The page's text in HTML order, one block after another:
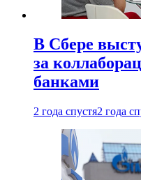
В Сбере
за
банками
2 года спустя2 года